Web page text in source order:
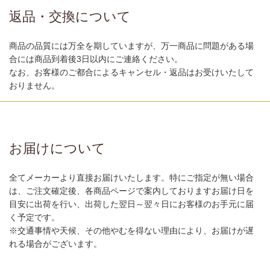
返品・交換について
商品の品質には万全を期していますが、万一商品に問題がある場
合には商品到着後3日以内にご連絡ください。
なお、お客様のご都合によるキャンセル・返品はお受けいたして
おりません。
お届けについて
全てメーカーより直接お届けいたします。特にご指定が無い場合
は、ご注文確定後、各商品ページで案内しておりますお届け日を
目安に出荷を行い、出荷した翌日～翌々日にお客様のお手元に届
く予定です。
※交通事情や天候、その他やむを得ない理由により、お届けが遅
れる場合がございます。